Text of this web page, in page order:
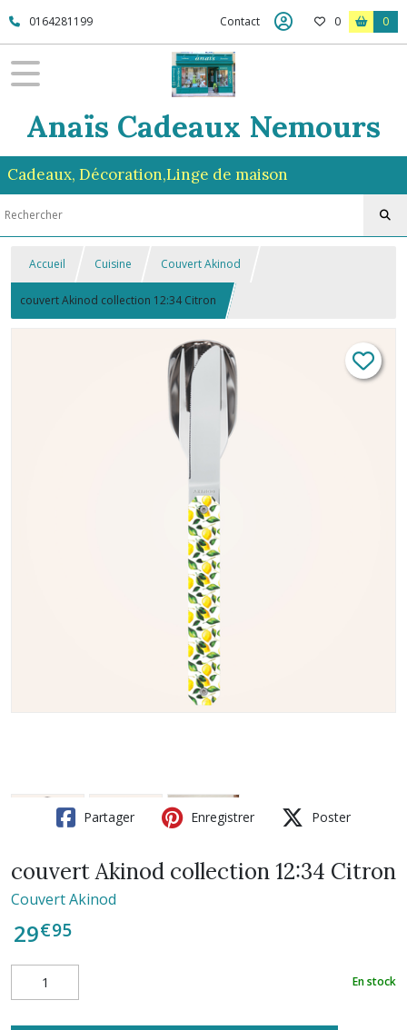
0164281199 Contact 0 0
Anaïs Cadeaux Nemours
Cadeaux, Décoration,Linge de maison
Accueil Cuisine Couvert Akinod
couvert Akinod collection 12:34 Citron
Partager Enregistrer Poster
couvert Akinod collection 12:34 Citron
Couvert Akinod
29€95
En stock